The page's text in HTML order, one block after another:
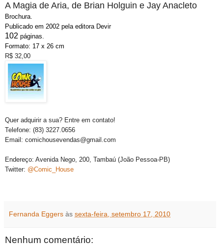
A Magia de Aria, de Brian Holguin e Jay Anacleto
Brochura.
Publicado em 2002 pela editora Devir
102 páginas.
Formato: 17 x 26 cm
R$ 32,00
Quer adquirir a sua? Entre em contato!
Telefone: (83) 3227.0656
Email: comichousevendas@gmail.com
Endereço: Avenida Nego, 200, Tambaú (João Pessoa-PB)
Twitter: @Comic_House
Fernanda Eggers às sexta-feira, setembro 17, 2010
Nenhum comentário: